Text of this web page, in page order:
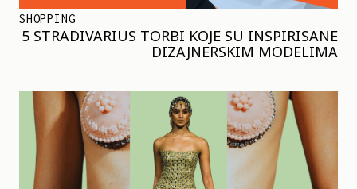
SHOPPING
5 STRADIVARIUS TORBI KOJE SU INSPIRISANE
DIZAJNERSKIM MODELIMA